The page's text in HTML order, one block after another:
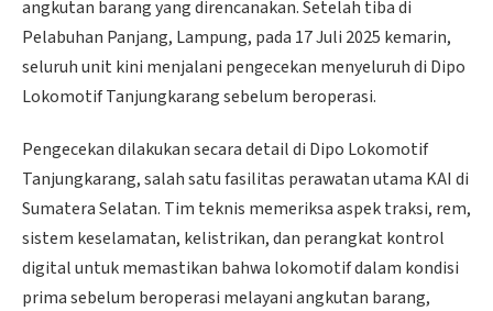
angkutan barang yang direncanakan. Setelah tiba di
Pelabuhan Panjang, Lampung, pada 17 Juli 2025 kemarin,
seluruh unit kini menjalani pengecekan menyeluruh di Dipo
Lokomotif Tanjungkarang sebelum beroperasi.
Pengecekan dilakukan secara detail di Dipo Lokomotif
Tanjungkarang, salah satu fasilitas perawatan utama KAI di
Sumatera Selatan. Tim teknis memeriksa aspek traksi, rem,
sistem keselamatan, kelistrikan, dan perangkat kontrol
digital untuk memastikan bahwa lokomotif dalam kondisi
prima sebelum beroperasi melayani angkutan barang,